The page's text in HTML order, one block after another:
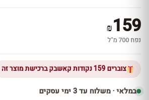
₪159
נפח 700 מ''ל
צוברים 159 נקודות קאשבק ברכישת מוצר זה
במלאי · משלוח עד 3 ימי עסקים